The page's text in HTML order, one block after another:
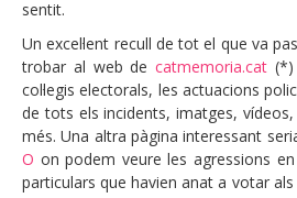
sentit.
Un excel·lent recull de tot el que va
trobar al web decatmemoria.cat
col·legis electorals, les actuacions
de tots els incidents, imatges,
més. Una altra pàgina interessant
O on podem veure les agressions
particulars que havien anat a votar als